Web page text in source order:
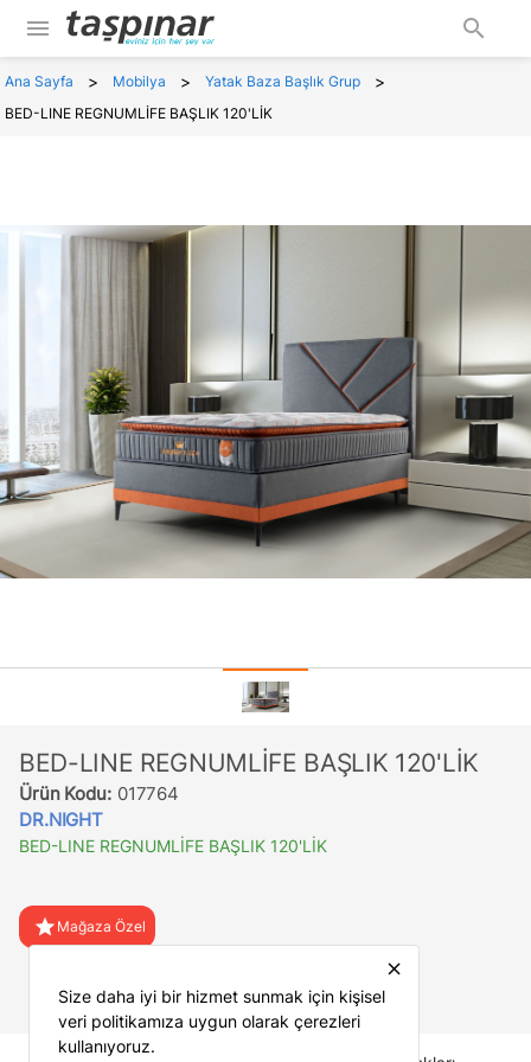
menu search
Ana Sayfa > Mobilya > Yatak Baza Başlık Grup >
BED-LINE REGNUMLİFE BAŞLIK 120'LİK
BED-LINE REGNUMLİFE BAŞLIK 120'LİK
Ürün Kodu: 017764
DR.NIGHT
BED-LINE REGNUMLİFE BAŞLIK 120'LİK
star Mağaza Özel
close
Size daha iyi bir hizmet sunmak için kişisel
veri politikamıza uygun olarak çerezleri
kullanıyoruz.